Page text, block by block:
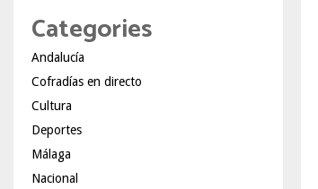
Categories
Andalucía
Cofradías en directo
Cultura
Deportes
Málaga
Nacional